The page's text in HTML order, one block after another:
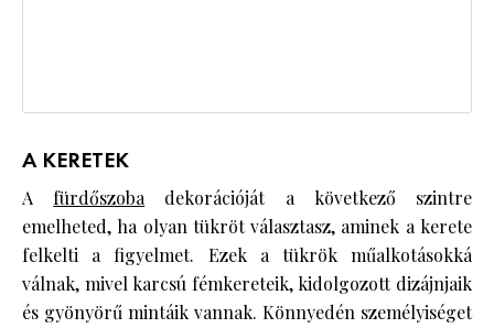
A KERETEK
A fürdőszobadekorációját a következő szintre
emelheted, ha olyan tükröt választasz, aminek a kerete
felkelti a figyelmet. Ezek a tükrök műalkotásokká
válnak, mivel karcsú fémkereteik, kidolgozott dizájnjaik
és gyönyörű mintáik vannak. Könnyedén személyiséget